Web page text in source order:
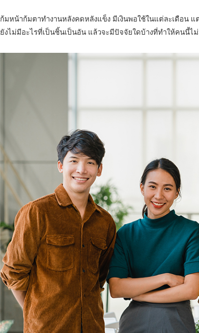
ก้มหน้าก้มตาทำงานหลังคดหลังแข็ง มีเงินพอใช้ในแต่ละเดือน
ยังไม่มีอะไรที่เป็นชิ้นเป็นอัน แล้วจะมีปัจจัยใดบ้างที่ทำให้คนนี้ไม่